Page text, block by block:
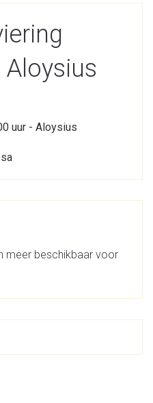
uur - Aloysius
meer beschikbaar voor